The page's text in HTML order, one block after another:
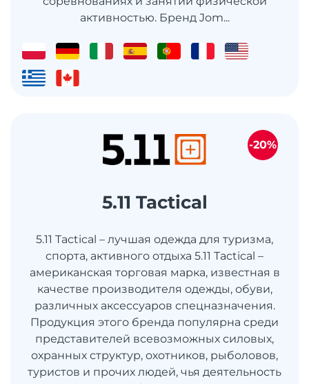
активностью. Бренд Jom...
5.11 Tactical
5.11 Tactical – лучшая одежда для туризма,
спорта, активного отдыха 5.11 Tactical –
американская торговая марка, известная в
качестве производителя одежды, обуви,
различных аксессуаров спецназначения.
Продукция этого бренда популярна среди
представителей всевозможных силовых,
охранных структур, охотников, рыболовов,
туристов и прочих людей, чья деятельность
-20%